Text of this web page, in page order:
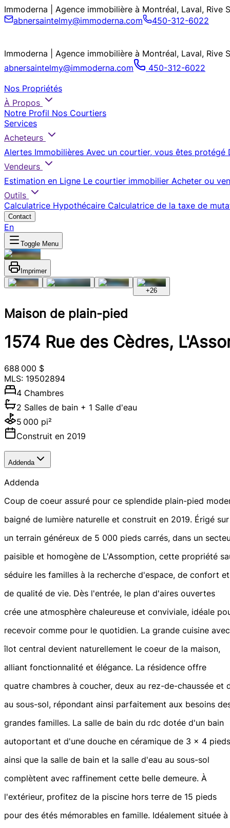
Immoderna | Agence immobilière à Montréal, Laval, Rive
abnersaintelmy@immoderna.com
450-312-6022
Immoderna | Agence immobilière à Montréal, Laval, Rive
abnersaintelmy@immoderna.com
450-312-6022
Nos Propriétés
À Propos
Notre Profil Nos Courtiers
Services
Acheteurs
Alertes Immobilières Avec un courtier, vous êtes protégé
Vendeurs
Estimation en Ligne Le courtier immobilier Acheter ou
Outils
Calculatrice Hypothécaire Calculatrice de la taxe de
Contact
En
Toggle Menu
Imprimer
+26
Maison de plain-pied
1574 Rue des Cèdres,
688 000 $
MLS: 19502894
4 Chambres
2 Salles de bain + 1 Salle d'eau
5 000 pi²
Construit en 2019
Addenda
Addenda
Coup de coeur assuré pour ce splendide plain-pied
baigné de lumière naturelle et construit en 2019. Érigé sur
un terrain généreux de 5 000 pieds carrés, dans un
paisible et homogène de L'Assomption, cette propriété
séduire les familles à la recherche d'espace, de confort et
de qualité de vie. Dès l'entrée, le plan d'aires ouvertes
crée une atmosphère chaleureuse et conviviale, idéale
recevoir comme pour le quotidien. La grande cuisine avec
îlot central devient naturellement le coeur de la maison,
alliant fonctionnalité et élégance. La résidence offre
quatre chambres à coucher, deux au rez-de-chaussée et
au sous-sol, répondant ainsi parfaitement aux besoins
grandes familles. La salle de bain du rdc dotée d'un bain
autoportant et d'une douche en céramique de 3 x 4
ainsi que la salle de bain et la salle d'eau au sous-sol
complètent avec raffinement cette belle demeure. À
l'extérieur, profitez de la piscine hors terre de 15 pieds
pour des étés mémorables en famille. Idéalement située à